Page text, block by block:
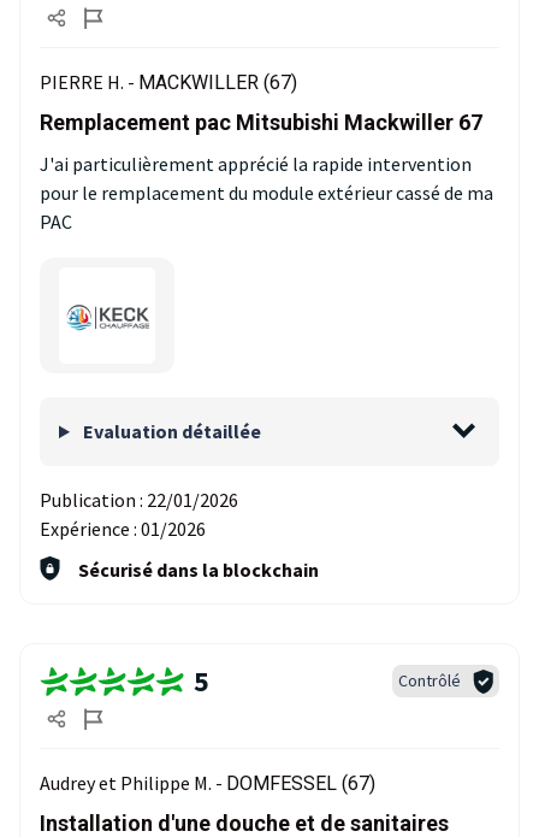
PIERRE H. - MACKWILLER (67)
Remplacement pac Mitsubishi Mackwiller 67
J'ai particulièrement apprécié la rapide intervention
pour le remplacement du module extérieur cassé de ma
PAC
Evaluation détaillée
Publication : 22/01/2026
Expérience : 01/2026
Sécurisé dans la blockchain
5 Contrôlé
Audrey et Philippe M. - DOMFESSEL (67)
Installation d'une douche et de sanitaires